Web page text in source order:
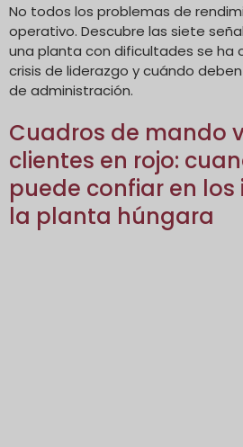
No todos los problemas de
operativo. Descubre las siete
una planta con dificultades se ha
crisis de liderazgo y cuándo
de administración.
Cuadros de mando
clientes en rojo:
puede confiar en los
la planta húngara